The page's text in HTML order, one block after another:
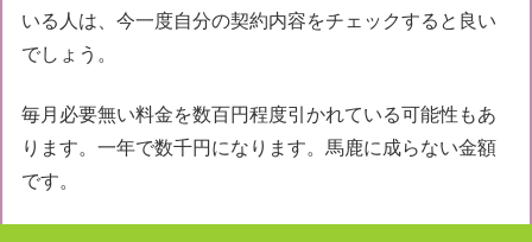
いる人は、今一度自分の契約内容をチェックすると良い
でしょう。
毎月必要無い料金を数百円程度引かれている可能性もあ
ります。一年で数千円になります。馬鹿に成らない金額
です。